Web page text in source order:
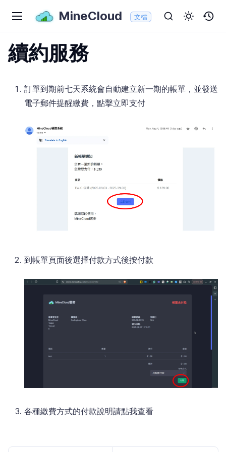
MineCloud 文檔
續約服務
訂單到期前七天系統會自動建立新一期的帳單，並發送
電子郵件提醒繳費，點擊立即支付
到帳單頁面後選擇付款方式後按付款
各種繳費方式的付款說明請點我查看